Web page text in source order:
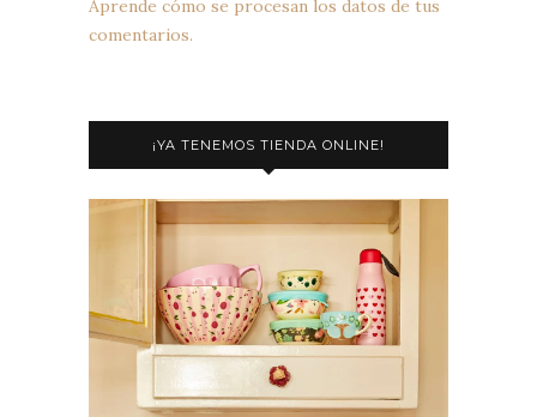
Aprende cómo se procesan los datos de tus
comentarios.
¡YA TENEMOS TIENDA ONLINE!